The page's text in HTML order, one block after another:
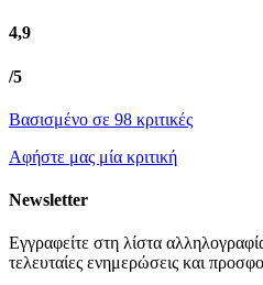
4,9
/5
Βασισμένο σε 98 κριτικές
Αφήστε μας μία κριτική
Newsletter
Εγγραφείτε στη λίστα
τελευταίες ενημερώσεις και